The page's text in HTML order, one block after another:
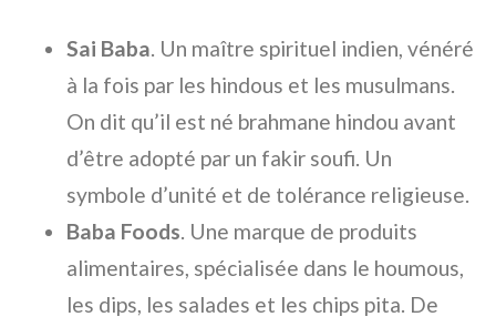
Sai Baba. Un maître spirituel indien, vénéré
à la fois par les hindous et les musulmans.
On dit qu’il est né brahmane hindou avant
d’être adopté par un fakir soufi. Un
symbole d’unité et de tolérance religieuse.
Baba Foods. Une marque de produits
alimentaires, spécialisée dans le houmous,
les dips, les salades et les chips pita. De